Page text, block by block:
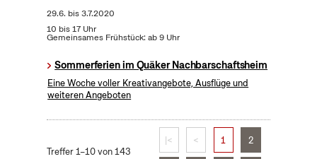
29.6. bis3.7.2020
10 bis 17 Uhr
Gemeinsames Frühstück: ab 9 Uhr
Sommerferien im Quäker Nachbarschaftsheim
Eine Woche voller Kreativangebote, Ausflüge und
weiteren Angeboten
Treffer 1–10 von 143
|< < 1 2